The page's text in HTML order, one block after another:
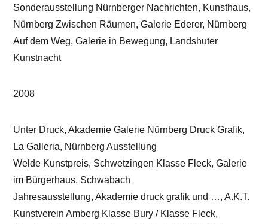
Sonderausstellung Nürnberger Nachrichten, Kunsthaus,
Nürnberg Zwischen Räumen, Galerie Ederer, Nürnberg
Auf dem Weg, Galerie in Bewegung, Landshuter
Kunstnacht
2008
Unter Druck, Akademie Galerie Nürnberg Druck Grafik,
La Galleria, Nürnberg Ausstellung
Welde Kunstpreis, Schwetzingen Klasse Fleck, Galerie
im Bürgerhaus, Schwabach
Jahresausstellung, Akademie druck grafik und …, A.K.T.
Kunstverein Amberg Klasse Bury / Klasse Fleck,